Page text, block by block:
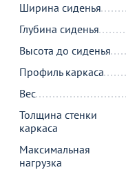
Ширина сиденья
Глубина сиденья
Высота до сиденья
Профиль каркаса
Вес
Толщина стенки
каркаса
Максимальная
нагрузка